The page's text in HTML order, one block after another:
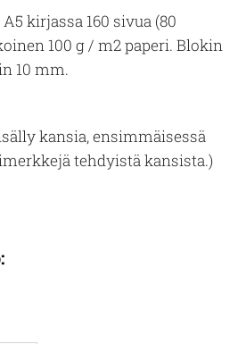
kirjassa 160 sivua (80
100 g / m2 paperi. Blokin
10 mm.
kansia, ensimmäisessä
tehdyistä kansista.)